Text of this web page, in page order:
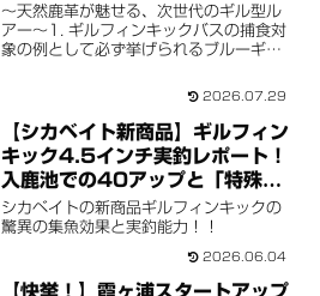
～天然鹿革が魅せる、次世代のギル型ル
アー～1. ギルフィンキックバスの捕食対
象の例として必ず挙げられるブルーギ
数々のギル型ルアーが登場し、一つのジ
し、生分解ルアーの中で...
2026.07.29
【シカベイト新商品】ギルフィン
キック4.5インチ実釣レポート！
入鹿池での40アップと「特殊リ
グ」の秘密
シカベイトの新商品ギルフィンキックの
驚異の集魚効果と実釣能力！！
2026.06.04
【快挙！】霞ヶ浦スタートアップ